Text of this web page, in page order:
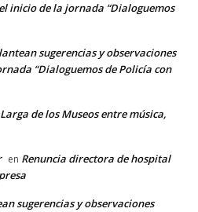
inicio de la jornada “Dialoguemos
sugerencias y observaciones
“Dialoguemos de Policía con
de los Museos entre música,
en Renuncia directora de hospital
sugerencias y observaciones